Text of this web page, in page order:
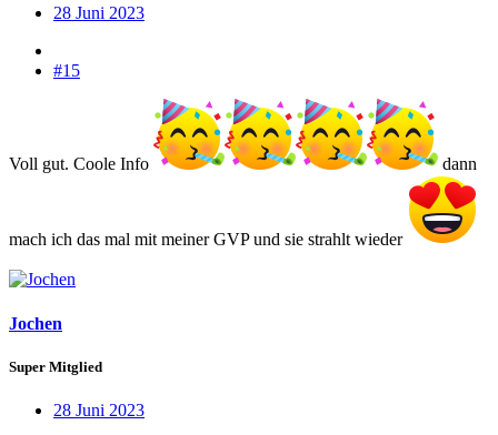
28 Juni 2023
#15
Voll gut. Coole Info dann
mach ich das mal mit meiner GVP und sie strahlt wieder
Jochen
Super Mitglied
28 Juni 2023